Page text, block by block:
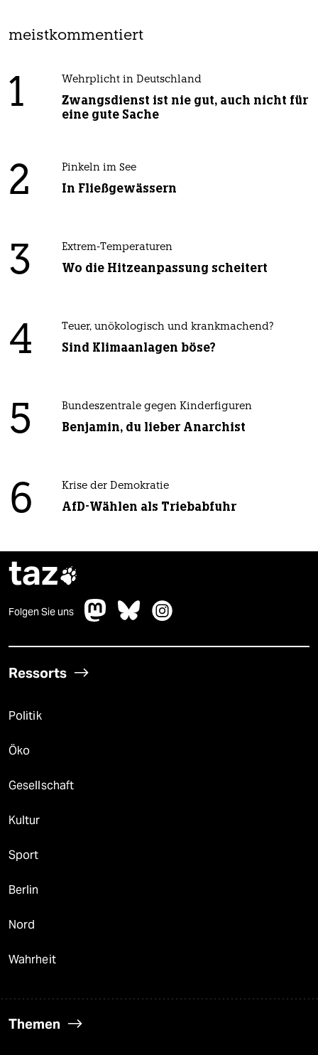
meistkommentiert
1 Wehrplicht in Deutschland
Zwangsdienst ist nie gut, auch nicht für
eine gute Sache
2 Pinkeln im See
In Fließgewässern
3 Extrem-Temperaturen
Wo die Hitzeanpassung scheitert
4 Teuer, unökologisch und krankmachend?
Sind Klimaanlagen böse?
5 Bundeszentrale gegen Kinderfiguren
Benjamin, du lieber Anarchist
6 Krise der Demokratie
AfD-Wählen als Triebabfuhr
taz
Folgen Sie uns
Ressorts
Politik
Öko
Gesellschaft
Kultur
Sport
Berlin
Nord
Wahrheit
Themen